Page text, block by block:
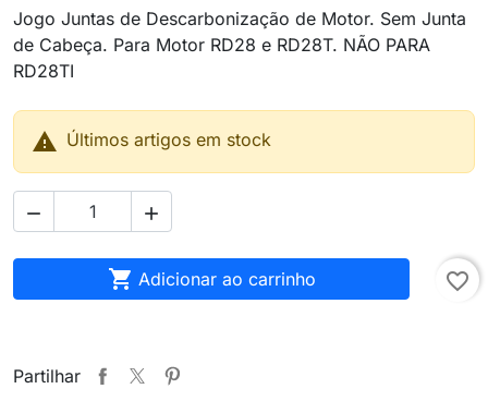
Jogo Juntas de Descarbonização de Motor. Sem Junta
de Cabeça. Para Motor RD28 e RD28T. NÃO PARA
RD28TI
 Últimos artigos em stock
 
 Adicionar ao carrinho favorite_border
Partilhar